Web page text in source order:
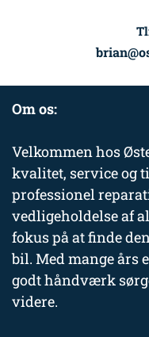
Om os:
Velkommen hos
kvalitet, service og
professionel
vedligeholdelse af
fokus på at finde
bil. Med mange års
godt håndværk
videre.